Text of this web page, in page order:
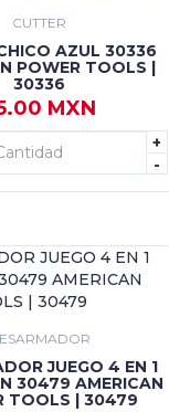
CUTTER
AZUL 30336
POWER TOOLS |
30336
MXN
+
-
AGREGAR
JUEGO 4 EN 1
30479 AMERICAN
TOOLS | 30479